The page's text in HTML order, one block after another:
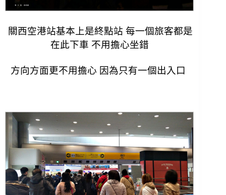
關西空港站基本上是終點站 每一個旅客都是
在此下車 不用擔心坐錯
方向方面更不用擔心 因為只有一個出入口